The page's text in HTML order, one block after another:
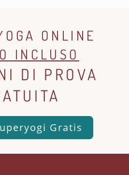
ONLINE
INCLUSO
DI PROVA
Gratis